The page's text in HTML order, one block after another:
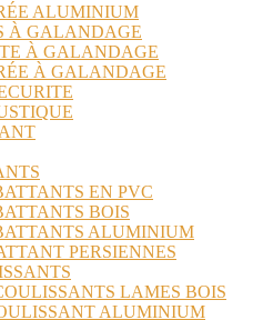
ALUMINIUM
À GALANDAGE
À GALANDAGE
À GALANDAGE
EN PVC
BOIS
ALUMINIUM
PERSIENNES
LAMES BOIS
ALUMINIUM